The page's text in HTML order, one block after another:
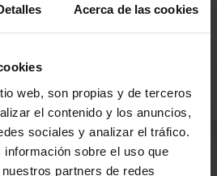
Acerca de las cookies
web, son propias y de terceros
el contenido y los anuncios,
sociales y analizar el tráfico.
sobre el uso que
partners de redes
del club.
de privacidaddel SASKI BASKONIA